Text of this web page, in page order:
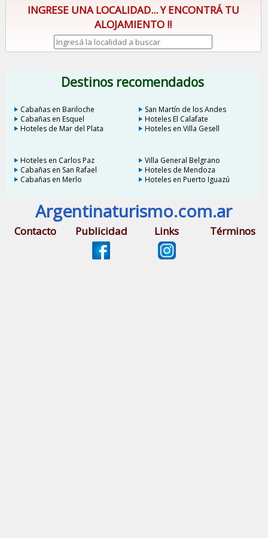
INGRESE UNA LOCALIDAD... Y ENCONTRÁ TU
ALOJAMIENTO !!
Destinos recomendados
Cabañas en Bariloche
San Martín de los Andes
Cabañas en Esquel
Hoteles El Calafate
Hoteles de Mar del Plata
Hoteles en Villa Gesell
Hoteles en Carlos Paz
Villa General Belgrano
Cabañas en San Rafael
Hoteles de Mendoza
Cabañas en Merlo
Hoteles en Puerto Iguazú
Argentinaturismo.com.ar
Contacto Publicidad Links Términos